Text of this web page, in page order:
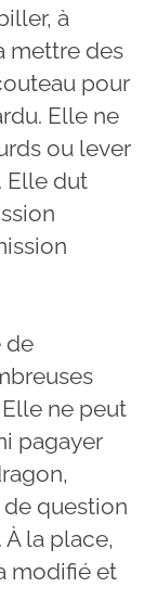
à
mettre des
pour
Elle ne
ou lever
Elle dut
de
ne peut
pagayer
de question
la place,
modifié et